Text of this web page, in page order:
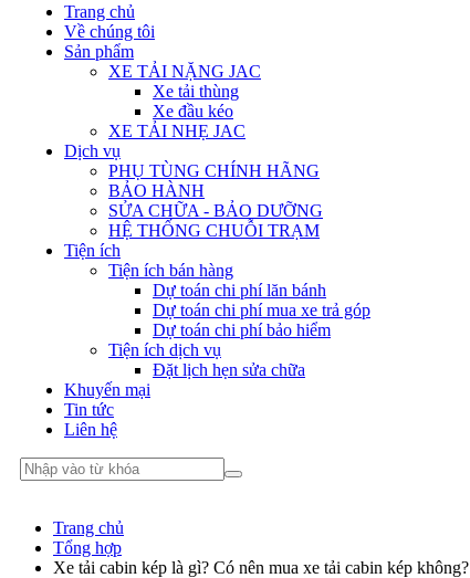
Trang chủ
Về chúng tôi
Sản phẩm
XE TẢI NẶNG JAC
Xe tải thùng
Xe đầu kéo
XE TẢI NHẸ JAC
Dịch vụ
PHỤ TÙNG CHÍNH HÃNG
BẢO HÀNH
SỬA CHỮA - BẢO DƯỠNG
HỆ THỐNG CHUỖI TRẠM
Tiện ích
Tiện ích bán hàng
Dự toán chi phí lăn bánh
Dự toán chi phí mua xe trả góp
Dự toán chi phí bảo hiểm
Tiện ích dịch vụ
Đặt lịch hẹn sửa chữa
Khuyến mại
Tin tức
Liên hệ
Trang chủ
Tổng hợp
Xe tải cabin kép là gì? Có nên mua xe tải cabin kép không?